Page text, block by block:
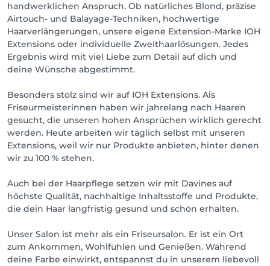
handwerklichen Anspruch. Ob natürliches Blond, präzise
Airtouch- und Balayage-Techniken, hochwertige
Haarverlängerungen, unsere eigene Extension-Marke IOH
Extensions oder individuelle Zweithaarlösungen. Jedes
Ergebnis wird mit viel Liebe zum Detail auf dich und
deine Wünsche abgestimmt.
Besonders stolz sind wir auf IOH Extensions. Als
Friseurmeisterinnen haben wir jahrelang nach Haaren
gesucht, die unseren hohen Ansprüchen wirklich gerecht
werden. Heute arbeiten wir täglich selbst mit unseren
Extensions, weil wir nur Produkte anbieten, hinter denen
wir zu 100 % stehen.
Auch bei der Haarpflege setzen wir mit Davines auf
höchste Qualität, nachhaltige Inhaltsstoffe und Produkte,
die dein Haar langfristig gesund und schön erhalten.
Unser Salon ist mehr als ein Friseursalon. Er ist ein Ort
zum Ankommen, Wohlfühlen und Genießen. Während
deine Farbe einwirkt, entspannst du in unserem liebevoll